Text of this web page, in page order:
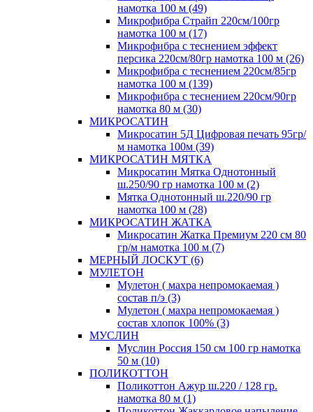
намотка 100 м (49)
Микрофибра Страйп 220см/100гр
намотка 100 м (17)
Микрофибра с теснением эффект
персика 220см/80гр намотка 100 м (26)
Микрофибра с теснением 220см/85гр
намотка 100 м (139)
Микрофибра с теснением 220см/90гр
намотка 80 м (30)
МИКРОСАТИН
Микросатин 5Д Цифровая печать 95гр/
м намотка 100м (39)
МИКРОСАТИН МЯТКА
Микросатин Мятка Однотонный
ш.250/90 гр намотка 100 м (2)
Мятка Однотонный ш.220/90 гр
намотка 100 м (28)
МИКРОСАТИН ЖАТКА
Микросатин Жатка Премиум 220 см 80
гр/м намотка 100 м (7)
МЕРНЫЙ ЛОСКУТ (6)
МУЛЕТОН
Мулетон ( махра непромокаемая )
состав п/э (3)
Мулетон ( махра непромокаемая )
состав хлопок 100% (3)
МУСЛИН
Муслин Россия 150 см 100 гр намотка
50 м (10)
ПОЛИКОТТОН
Поликоттон Ажур ш.220 / 128 гр.
намотка 80 м (1)